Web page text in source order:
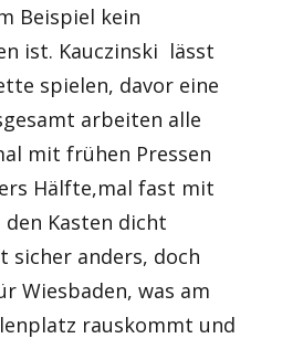
Beispiel kein
ist. Kauczinski lässt
spielen, davor eine
arbeiten alle
mit frühen Pressen
Hälfte,mal fast mit
Kasten dicht
sicher anders, doch
Wiesbaden, was am
rauskommt und